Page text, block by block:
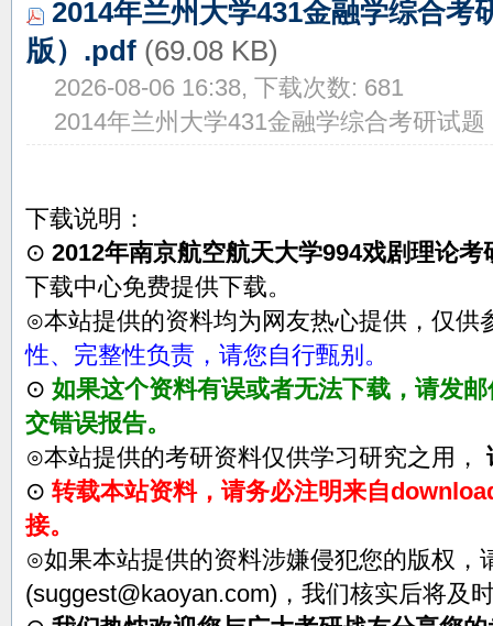
2014年兰州大学431金融学综合考
版）.pdf (69.08 KB)
2026-08-06 16:38, 下载次数: 681
2014年兰州大学431金融学综合考研试
下载说明：
⊙ 2012年南京航空航天大学994戏剧理论
下载中心免费提供下载。
⊙本站提供的资料均为网友热心提供，仅供
性、完整性负责，请您自行甄别。
⊙ 如果这个资料有误或者无法下载，请发
交错误报告。
⊙本站提供的考研资料仅供学习研究之用，
⊙ 转载本站资料，请务必注明来自
接。
⊙如果本站提供的资料涉嫌侵犯您的版权，
(suggest@kaoyan.com)，我们核实后将及